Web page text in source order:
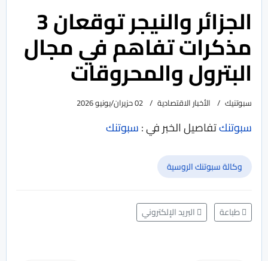
الجزائر والنيجر توقعان 3
مذكرات تفاهم في مجال
البترول والمحروقات
سبوتنيك الأخبار الاقتصادية 02 حزيران/يونيو 2026
سبوتنكتفاصيل الخبر في :سبوتنك
وكالة سبوتنك الروسية
طباعة البريد الإلكتروني